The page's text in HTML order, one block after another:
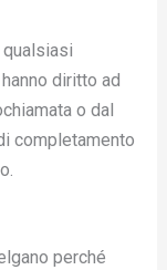
diritto ad
o dal
completamento
perché